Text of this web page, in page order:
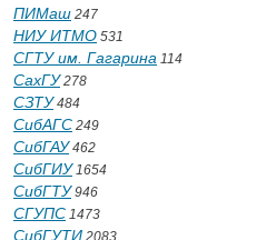
ПИМаш 247
НИУ ИТМО 531
СГТУ им. Гагарина 114
СахГУ278
СЗТУ484
СибАГС 249
СибГАУ462
СибГИУ1654
СибГТУ946
СГУПС 1473
СибГУТИ 2083